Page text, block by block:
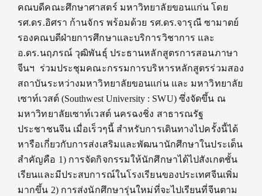
คณบดีคณะศึกษาศาสตร์ มหาวิทยาลัยขอนแก่น โดย
รศ.ดร.อิศรา ก้านจักร พร้อมด้วย รศ.ดร.จารุณี ซามาตย์
รองคณบดีฝ่ายการศึกษาและบริการวิชาการ และ
อ.ดร.นฤภรณ์ วุฒิพันธุ์ ประธานหลักสูตรการสอนภาษา
จีนฯ ร่วมประชุมคณะกรรมการบริหารหลักสูตรร่วมสอง
สถาบันระหว่างมหาวิทยาลัยขอนแก่น และ มหาวิทยาลัย
เซาท์เวสต์ (Southwest University : SWU) ซึ่งจัดขึ้น ณ
มหาวิทยาลัยเซาท์เวสต์ นครฉงชิ่ง สาธารณรัฐ
ประชาชนจีน เมื่อเร็วๆนี้ สำหรับการเดินทางไปครั้งนี้ได้
หารือเกี่ยวกับการส่งเสริมและพัฒนานักศึกษาในประเด็น
สำคัญคือ 1) การจัดกิจกรรมให้นักศึกษาได้ไปสังเกตชั้น
เรียนและมีประสบการณ์ในโรงเรียนของประเทศจีนเพิ่ม
มากขึ้น 2) การส่งนักศึกษารุ่นใหม่ที่จะไปเรียนที่จีนตาม